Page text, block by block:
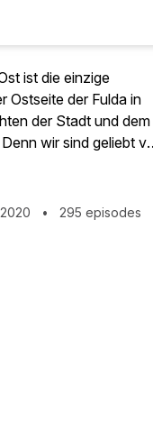
ist die einzige
Ostseite der Fulda in
der Stadt und dem
wir sind geliebt
Wir sind
Jesus, anderen seine
• 295 episodes